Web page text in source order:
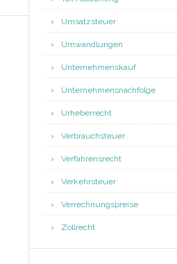
Umsatzsteuer
Umwandlungen
Unternehmenskauf
Unternehmensnachfolge
Urheberrecht
Verbrauchsteuer
Verfahrensrecht
Verkehrsteuer
Verrechnungspreise
Zollrecht